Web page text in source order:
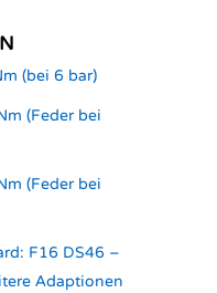
(bei 6 bar)
(Feder bei
(Feder bei
F16 DS46 –
Adaptionen